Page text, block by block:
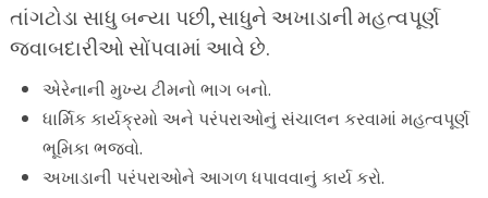
તાંગટોડા સાધુ બન્યા પછી, સાધુને અખાડાની મહત્વપૂર્ણ
જવાબદારીઓ સોંપવામાં આવે છે.
એરેનાની મુખ્ય ટીમનો ભાગ બનો.
ધાર્મિક કાર્યક્રમો અને પરંપરાઓનું સંચાલન કરવામાં મહત્વપૂર્ણ
ભૂમિકા ભજવો.
અખાડાની પરંપરાઓને આગળ ધપાવવાનું કાર્ય કરો.